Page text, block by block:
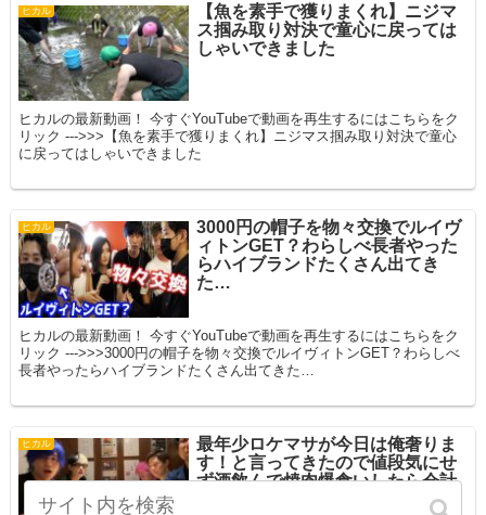
ヒカル
【魚を素手で獲りまくれ】ニジマ
ス掴み取り対決で童心に戻っては
しゃいできました
ヒカルの最新動画！ 今すぐYouTubeで動画を再生するにはこちらをク
リック --->>>【魚を素手で獲りまくれ】ニジマス掴み取り対決で童心
に戻ってはしゃいできました
ヒカル
3000円の帽子を物々交換でルイヴ
ィトンGET？わらしべ長者やった
らハイブランドたくさん出てき
た…
ヒカルの最新動画！ 今すぐYouTubeで動画を再生するにはこちらをク
リック --->>>3000円の帽子を物々交換でルイヴィトンGET？わらしべ
長者やったらハイブランドたくさん出てきた…
ヒカル
最年少ロケマサが今日は俺奢りま
す！と言ってきたので値段気にせ
ず酒飲んで焼肉爆食いしたら会計